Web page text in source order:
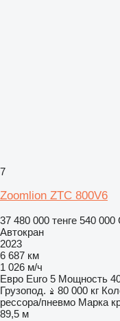
7
Zoomlion ZTC 800V6
37 480 000 тенге 540 000
Автокран
2023
6 687 км
1 026 м/ч
Евро Euro 5 Мощность
Грузопод.
80 000 кг
рессора/пневмо Марка
89,5 м